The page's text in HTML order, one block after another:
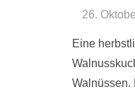
26.
Eine
Walnüssen.